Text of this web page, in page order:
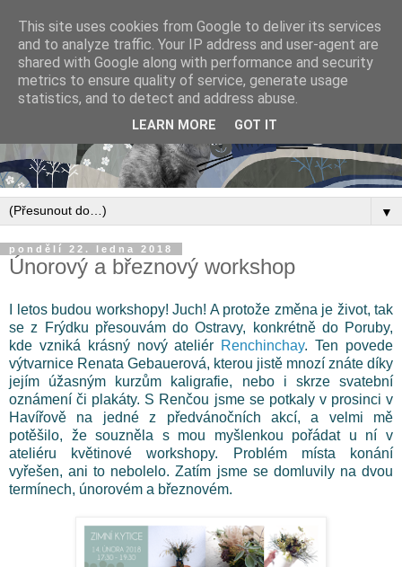
▼
pondělí 22. ledna 2018
Únorový a březnový workshop
I letos budou workshopy! Juch! A protože změna je život, tak
se z Frýdku přesouvám do Ostravy, konkrétně do Poruby,
kde vzniká krásný nový ateliér Renchinchay. Ten povede
výtvarnice Renata Gebauerová, kterou jistě mnozí znáte díky
jejím úžasným kurzům kaligrafie, nebo i skrze svatební
oznámení či plakáty. S Renčou jsme se potkaly v prosinci v
Havířově na jedné z předvánočních akcí, a velmi mě
potěšilo, že souzněla s mou myšlenkou pořádat u ní v
ateliéru květinové workshopy. Problém místa konání
vyřešen, ani to nebolelo. Zatím jsme se domluvily na dvou
termínech, únorovém a březnovém.
This site uses cookies from Google to deliver its services
and to analyze traffic. Your IP address and user-agent are
shared with Google along with performance and security
metrics to ensure quality of service, generate usage
statistics, and to detect and address abuse.
LEARN MORE GOT IT